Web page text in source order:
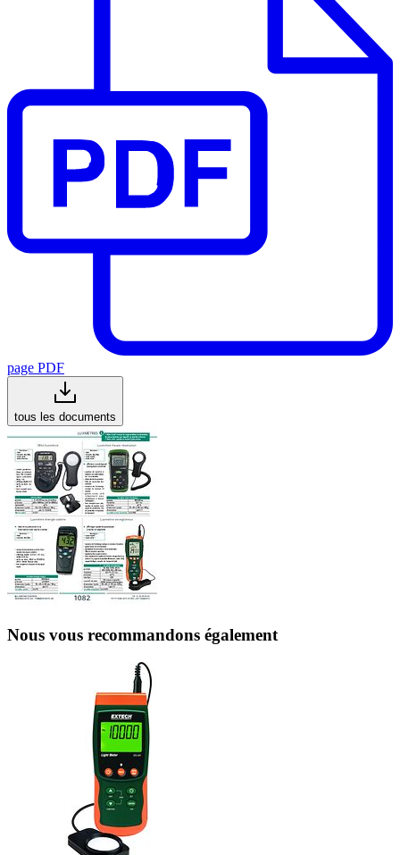
page PDF
tous les documents
Nous vous recommandons également